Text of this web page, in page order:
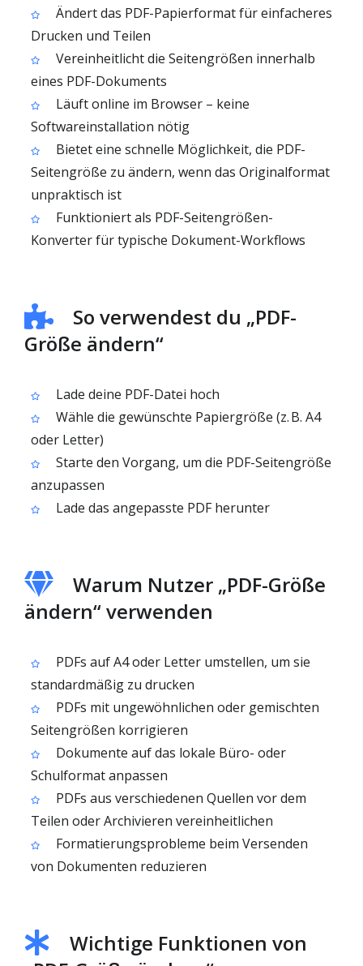
Ändert das PDF-Papierformat für einfacheres
Drucken und Teilen
Vereinheitlicht die Seitengrößen innerhalb
eines PDF-Dokuments
Läuft online im Browser – keine
Softwareinstallation nötig
Bietet eine schnelle Möglichkeit, die PDF-
Seitengröße zu ändern, wenn das Originalformat
unpraktisch ist
Funktioniert als PDF-Seitengrößen-
Konverter für typische Dokument-Workflows
So verwendest du „PDF-
Größe ändern“
Lade deine PDF-Datei hoch
Wähle die gewünschte Papiergröße (z. B. A4
oder Letter)
Starte den Vorgang, um die PDF-Seitengröße
anzupassen
Lade das angepasste PDF herunter
Warum Nutzer „PDF-Größe
ändern“ verwenden
PDFs auf A4 oder Letter umstellen, um sie
standardmäßig zu drucken
PDFs mit ungewöhnlichen oder gemischten
Seitengrößen korrigieren
Dokumente auf das lokale Büro- oder
Schulformat anpassen
PDFs aus verschiedenen Quellen vor dem
Teilen oder Archivieren vereinheitlichen
Formatierungsprobleme beim Versenden
von Dokumenten reduzieren
Wichtige Funktionen von